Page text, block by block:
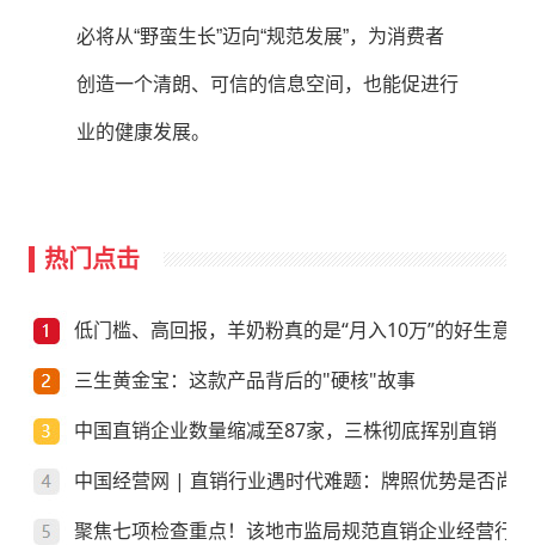
必将从“野蛮生长”迈向“规范发展”，为消费者
创造一个清朗、可信的信息空间，也能促进行
业的健康发展。
热门点击
低门槛、高回报，羊奶粉真的是“月入10万”的好生意？
三生黄金宝：这款产品背后的"硬核"故事
中国直销企业数量缩减至87家，三株彻底挥别直销
中国经营网 | 直销行业遇时代难题：牌照优势是否尚存
聚焦七项检查重点！该地市监局规范直销企业经营行为